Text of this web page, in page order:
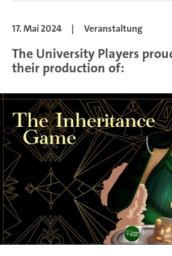
17. Mai 2024 | Veranstaltung
The University Players
their production of: